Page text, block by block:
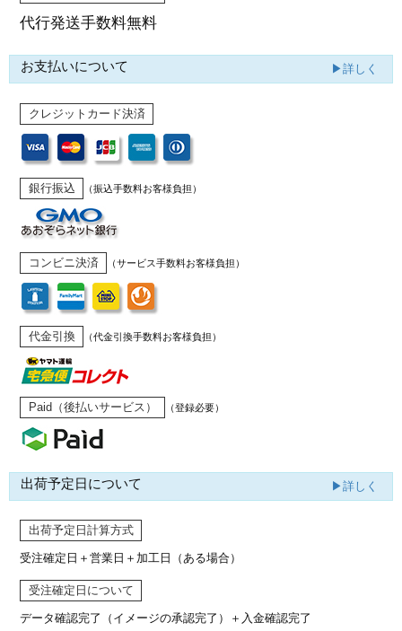
代行発送手数料無料
お支払いについて ▶詳しく
クレジットカード決済
銀行振込 （振込手数料お客様負担）
コンビニ決済 （サービス手数料お客様負担）
代金引換 （代金引換手数料お客様負担）
Paid（後払いサービス） （登録必要）
出荷予定日について ▶詳しく
出荷予定日計算方式
受注確定日＋営業日＋加工日（ある場合）
受注確定日について
データ確認完了（イメージの承認完了） ＋入金確認完了